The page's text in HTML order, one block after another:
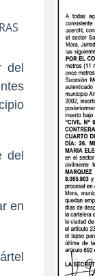
del
del
en